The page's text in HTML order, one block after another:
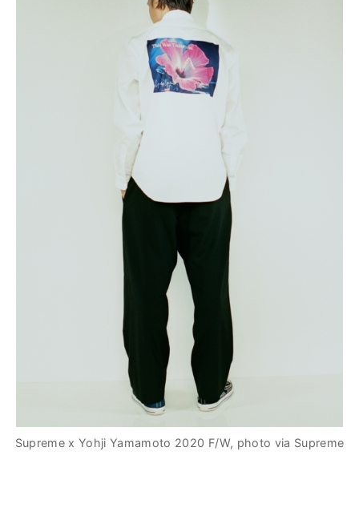
Supreme x Yohji Yamamoto 2020 F/W, photo via Supreme